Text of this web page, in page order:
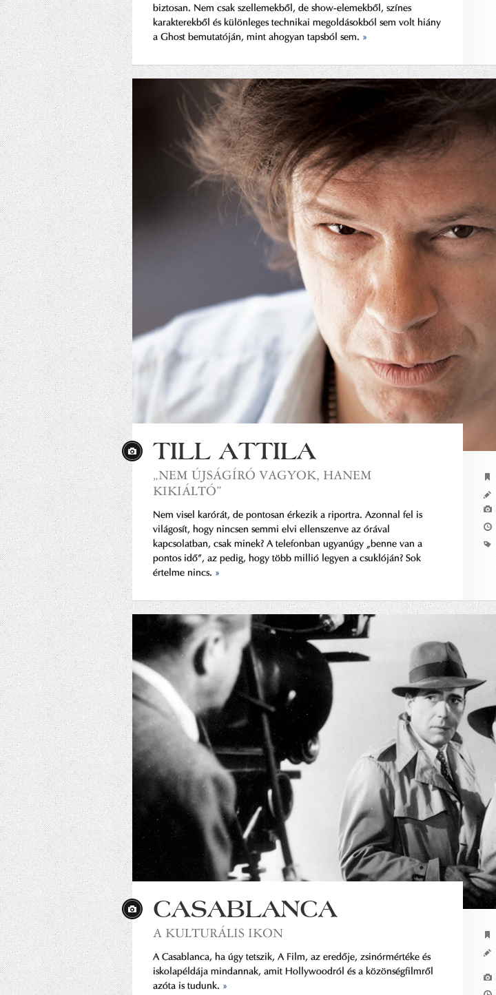
biztosan. Nem csak szellemekből, de show-elemekből, színes
karakterekből és különleges technikai megoldásokból sem volt hiány
a Ghost bemutatóján, mint ahogyan tapsból sem. »
TILL ATTILA
„NEM ÚJSÁGÍRÓ VAGYOK, HANEM
KIKIÁLTÓ”
Nem visel karórát, de pontosan érkezik a riportra. Azonnal fel is
világosít, hogy nincsen semmi elvi ellenszenve az órával
kapcsolatban, csak minek? A telefonban ugyanúgy „benne van a
pontos idő”, az pedig, hogy több millió legyen a csuklóján? Sok
értelme nincs. »
CASABLANCA
A KULTURÁLIS IKON
A Casablanca, ha úgy tetszik, A Film, az eredője, zsinórmértéke és
iskolapéldája mindannak, amit Hollywoodról és a közönségfilmről
azóta is tudunk. »